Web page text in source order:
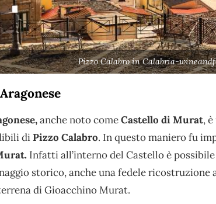
Pizzo Calabro in Calabria-
anche noto comeCastello di Murat,
diPizzo Calabro. In questo maniero fu
Infatti all’interno del Castello è
storico, anche una fedele
di Gioacchino Murat.